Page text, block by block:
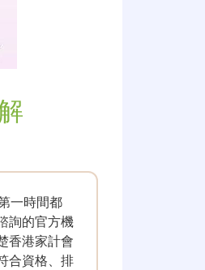
一時間都
詢的官方機
香港家計會
合資格、排